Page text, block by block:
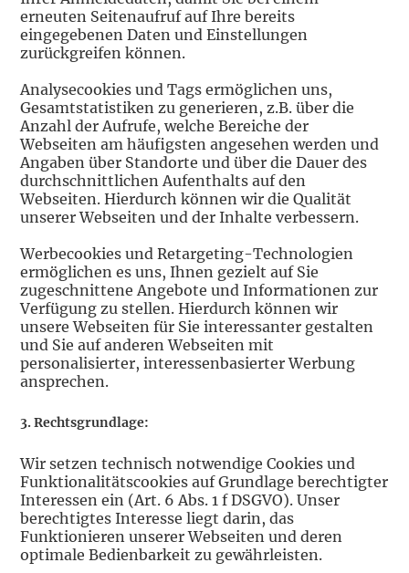
erneuten Seitenaufruf auf Ihre bereits
eingegebenen Daten und Einstellungen
zurückgreifen können.
Analysecookies und Tags ermöglichen uns,
Gesamtstatistiken zu generieren, z.B. über die
Anzahl der Aufrufe, welche Bereiche der
Webseiten am häufigsten angesehen werden und
Angaben über Standorte und über die Dauer des
durchschnittlichen Aufenthalts auf den
Webseiten. Hierdurch können wir die Qualität
unserer Webseiten und der Inhalte verbessern.
Werbecookies und Retargeting-Technologien
ermöglichen es uns, Ihnen gezielt auf Sie
zugeschnittene Angebote und Informationen zur
Verfügung zu stellen. Hierdurch können wir
unsere Webseiten für Sie interessanter gestalten
und Sie auf anderen Webseiten mit
personalisierter, interessenbasierter Werbung
ansprechen.
3. Rechtsgrundlage:
Wir setzen technisch notwendige Cookies und
Funktionalitätscookies auf Grundlage berechtigter
Interessen ein (Art. 6 Abs. 1 f DSGVO). Unser
berechtigtes Interesse liegt darin, das
Funktionieren unserer Webseiten und deren
optimale Bedienbarkeit zu gewährleisten.